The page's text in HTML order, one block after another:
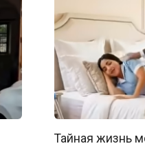
Тайная жизнь